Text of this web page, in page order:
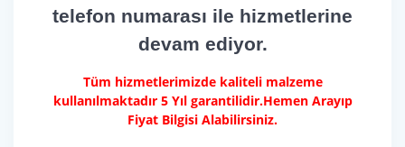
telefon numarası ile hizmetlerine
devam ediyor.
Tüm hizmetlerimizde kaliteli malzeme
kullanılmaktadır 5 Yıl garantilidir.Hemen Arayıp
Fiyat Bilgisi Alabilirsiniz.